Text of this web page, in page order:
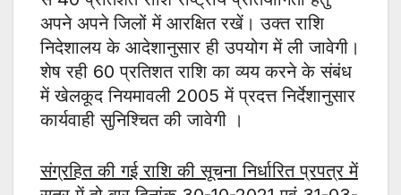
अपने अपने जिलों में आरक्षित रखें। उक्त राशि
निदेशालय के आदेशानुसार ही उपयोग में ली जावेगी।
शेष रही 60 प्रतिशत राशि का व्यय करने के संबंध
में खेलकूद नियमावली 2005 में प्रदत्त निर्देशानुसार
कार्यवाही सुनिश्चित की जावेगी ।
संग्रहित की गई राशि की सूचना निर्धारित प्रपत्र में